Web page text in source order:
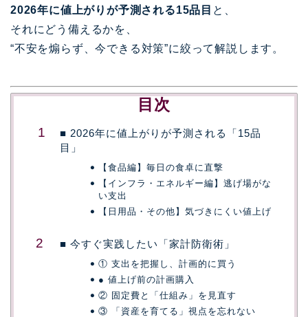
2026年に値上がりが予測される15品目 と、
それにどう備えるかを、
“不安を煽らず、今できる対策”に絞って解説します。
目次
■ 2026年に値上がりが予測される「15品
目」
【食品編】毎日の食卓に直撃
【インフラ・エネルギー編】逃げ場がな
い支出
【日用品・その他】気づきにくい値上げ
■ 今すぐ実践したい「家計防衛術」
① 支出を把握し、計画的に買う
● 値上げ前の計画購入
② 固定費と「仕組み」を見直す
③ 「資産を育てる」視点を忘れない